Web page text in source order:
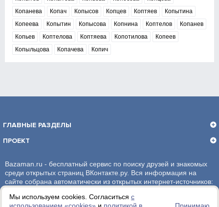
Мы используем cookies. Согласиться с
Копанева
Копач Копысов Копцев Коптяев
Копытина
Копеева
Копытин Копысова Копнина Коптелов
Копанев
Копьев
Коптелова Коптяева Копотилова
Копеев
Копыльцова
Копачева Копич
ГЛАВНЫЕ РАЗДЕЛЫ
ПРОЕКТ
Bazaman.ru - бесплатный сервис по поиску друзей и знакомых
среди открытых страниц ВКонтакте.ру. Вся информация на
сайте собрана автоматически из открытых интернет-источников:
администрация сайта ответственности не несет.